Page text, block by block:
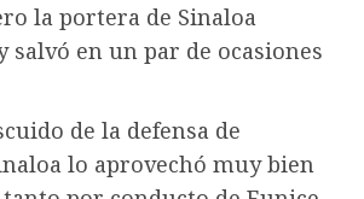
la portera de Sinaloa
en un par de ocasiones
de la defensa de
lo aprovechó muy bien